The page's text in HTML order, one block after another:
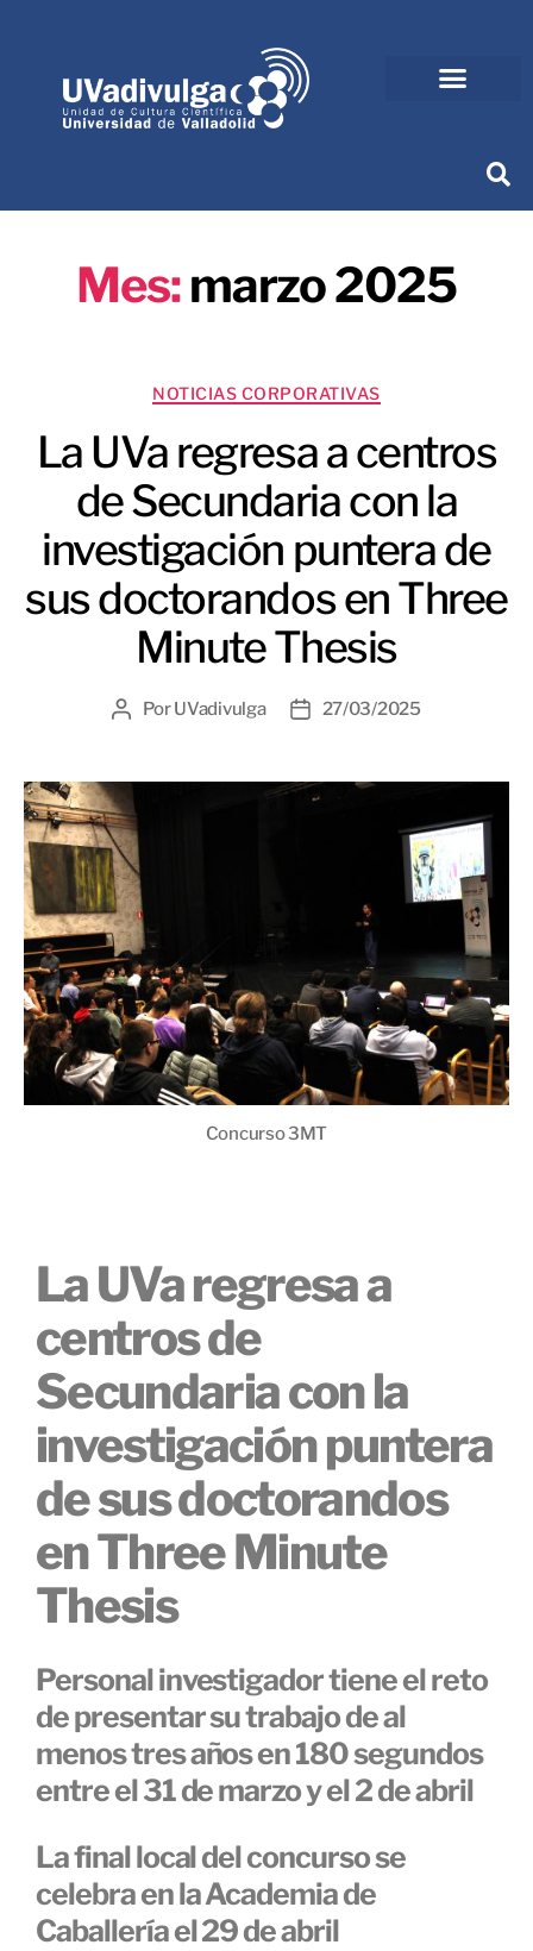
Mes:marzo 2025
NOTICIAS CORPORATIVAS
La UVa regresa a centros
de Secundaria con la
investigación puntera de
sus doctorandos en Three
Minute Thesis
PorUVadivulga 27/03/2025
Concurso 3MT
La UVa regresa a
centros de
Secundaria con la
investigación puntera
de sus doctorandos
en Three Minute
Thesis
Personal investigador tiene el reto
de presentar su trabajo de al
menos tres años en 180 segundos
entre el 31 de marzo y el 2 de abril
La final local del concurso se
celebra en la Academia de
Caballería el 29 de abril